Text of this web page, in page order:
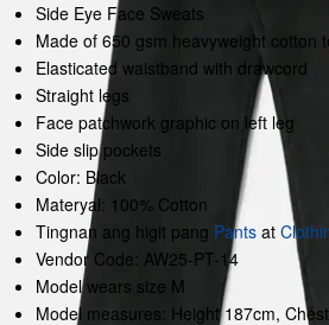
Side Eye Face Sweats
Made of 650 gsm heavyweight cotton
Elasticated waistband with drawcord
Straight legs
Face patchwork graphic on left leg
Side slip pockets
Color: Black
Materyal: 100% Cotton
Tingnan ang higit pang Pants at
Vendor Code: AW25-PT-14
Model wears size M
Model measures: Height 187cm,